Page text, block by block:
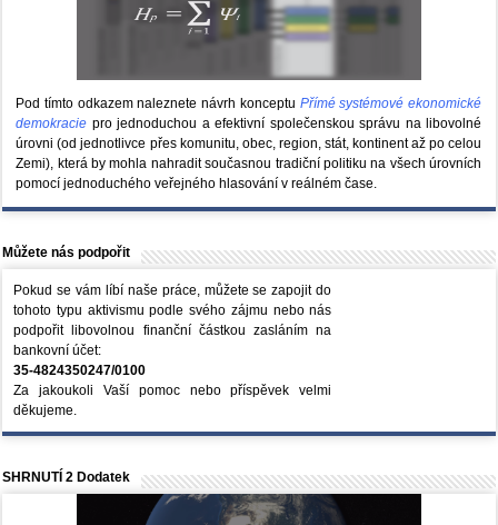
Pod tímto odkazem naleznete návrh konceptu Přímé systémové ekonomické
demokracie pro jednoduchou a efektivní společenskou správu na libovolné
úrovni (od jednotlivce přes komunitu, obec, region, stát, kontinent až po celou
Zemi), která by mohla nahradit současnou tradiční politiku na všech úrovních
pomocí jednoduchého veřejného hlasování v reálném čase.
Můžete nás podpořit
Pokud se vám líbí naše práce, můžete se zapojit do
tohoto typu aktivismu podle svého zájmu nebo nás
podpořit libovolnou finanční částkou zasláním na
bankovní účet:
35-4824350247/0100
Za jakoukoli Vaší pomoc nebo příspěvek velmi
děkujeme.
SHRNUTÍ 2 Dodatek